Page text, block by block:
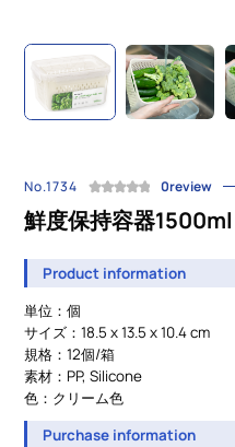
No.1734 0review
鮮度保持容器1500ml
Product information
単位：個
サイズ：18.5 x 13.5 x 10.4 cm
規格：12個/箱
素材：PP, Silicone
色：クリーム色
Purchase information